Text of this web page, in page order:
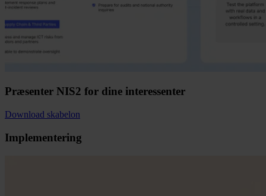
Præsenter NIS2 for dine interessenter
Download skabelon
Implementering